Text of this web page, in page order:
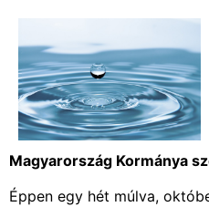
Magyarország Kormánya
Éppen egy hét múlva,